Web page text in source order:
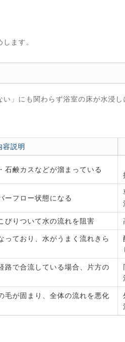
ます。
」にも関わらず浴室の床が水浸
容説明
石鹸カスなどが溜まっている
ーフロー状態になる
びりついて水の流れを阻害
っており、水がうまく流れきら
路で合流している場合、片方の
毛が固まり、全体の流れを悪化